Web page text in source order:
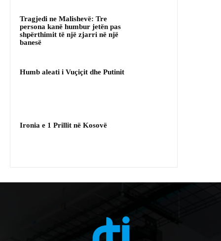
Tragjedi ne Malishevë: Tre
persona kanë humbur jetën pas
shpërthimit të një zjarri në një
banesë
Humb aleati i Vuçiçit dhe Putinit
Ironia e 1 Prillit në Kosovë